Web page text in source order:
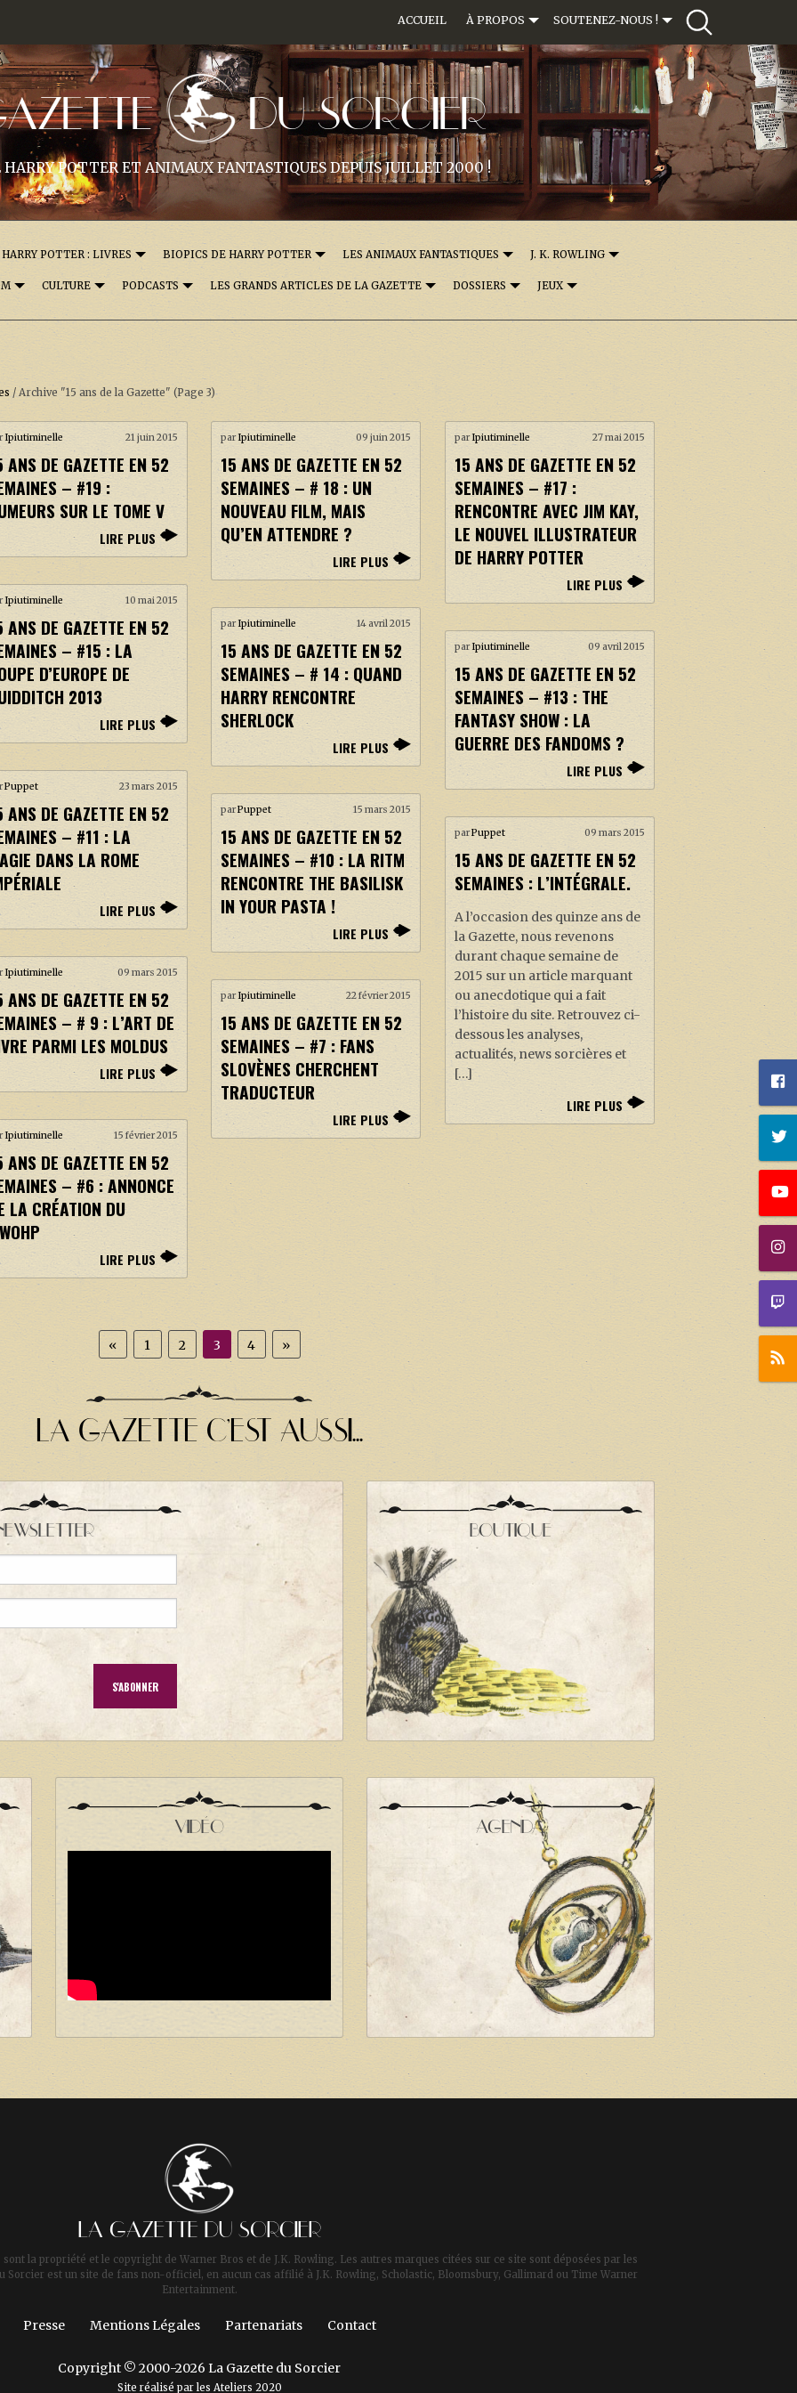
ACCUEIL À PROPOS SOUTENEZ-NOUS !
DU SORCIER
POTTER ET ANIMAUX FANTASTIQUES DEPUIS JUILLET 2000 !
HARRY POTTER : LIVRES BIOPICS DE HARRY POTTER LES ANIMAUX FANTASTIQUES J. K. ROWLING
CULTURE PODCASTS LES GRANDS ARTICLES DE LA GAZETTE DOSSIERS JEUX
/Archive "15 ans de la Gazette" (Page 3)
Ipiutiminelle 21 juin 2015
ANS DE GAZETTE EN 52
– #19 :
SUR LE TOME V
LIRE PLUS
parIpiutiminelle 09 juin 2015
15 ANS DE GAZETTE EN 52
SEMAINES – # 18 : UN
NOUVEAU FILM, MAIS
QU’EN ATTENDRE ?
LIRE PLUS
parIpiutiminelle 27 mai 2015
15 ANS DE GAZETTE EN 52
SEMAINES – #17 :
RENCONTRE AVEC JIM KAY,
LE NOUVEL ILLUSTRATEUR
DE HARRY POTTER
LIRE PLUS
Ipiutiminelle 10 mai 2015
ANS DE GAZETTE EN 52
– #15 : LA
D’EUROPE DE
2013
LIRE PLUS
parIpiutiminelle 14 avril 2015
15 ANS DE GAZETTE EN 52
SEMAINES – # 14 : QUAND
HARRY RENCONTRE
SHERLOCK
LIRE PLUS
parIpiutiminelle 09 avril 2015
15 ANS DE GAZETTE EN 52
SEMAINES – #13 : THE
FANTASY SHOW : LA
GUERRE DES FANDOMS ?
LIRE PLUS
Puppet 23 mars 2015
ANS DE GAZETTE EN 52
– #11 : LA
DANS LA ROME
LIRE PLUS
parPuppet 15 mars 2015
15 ANS DE GAZETTE EN 52
SEMAINES – #10 : LA RITM
RENCONTRE THE BASILISK
IN YOUR PASTA !
LIRE PLUS
parPuppet 09 mars 2015
15 ANS DE GAZETTE EN 52
SEMAINES : L’INTÉGRALE.
A l’occasion des quinze ans de
la Gazette, nous revenons
durant chaque semaine de
2015 sur un article marquant
ou anecdotique qui a fait
l’histoire du site. Retrouvez ci-
dessous les analyses,
actualités, news sorcières et
[…]
LIRE PLUS
Ipiutiminelle 09 mars 2015
ANS DE GAZETTE EN 52
– # 9 : L’ART DE
PARMI LES MOLDUS
LIRE PLUS
parIpiutiminelle 22 février 2015
15 ANS DE GAZETTE EN 52
SEMAINES – #7 : FANS
SLOVÈNES CHERCHENT
TRADUCTEUR
LIRE PLUS
Ipiutiminelle 15 février 2015
ANS DE GAZETTE EN 52
– #6 : ANNONCE
LA CRÉATION DU
LIRE PLUS
« 1 2 3 4 »
LA GAZETTE C'EST AUSSI...
BOUTIQUE
VIDÉO AGENDA
LA GAZETTE DU SORCIER
la propriété et le copyright de Warner Bros et de J.K. Rowling. Les autres marques citées sur ce site sont déposées par les
est un site de fans non-officiel, en aucun cas affilié à J.K. Rowling, Scholastic, Bloomsbury, Gallimard ou Time Warner
Entertainment.
Presse Mentions Légales Partenariats Contact
Copyright © 2000-2026 La Gazette du Sorcier
Site réalisé par les Ateliers 2020